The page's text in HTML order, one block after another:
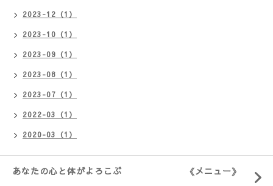
2023-12（1）
2023-10（1）
2023-09（1）
2023-08（1）
2023-07（1）
2022-03（1）
2020-03（1）
あなたの心と体がよろこぶ 《メニュー》